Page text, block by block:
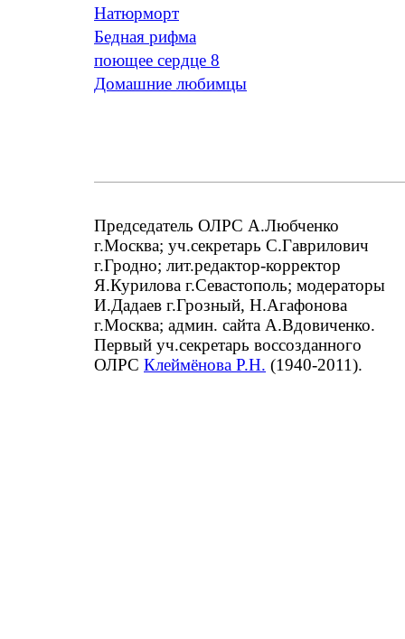
Натюрморт
Бедная рифма
поющее сердце 8
Домашние любимцы
Председатель ОЛРС А.Любченко
г.Москва; уч.секретарь С.Гаврилович
г.Гродно; лит.редактор-корректор
Я.Курилова г.Севастополь; модераторы
И.Дадаев г.Грозный, Н.Агафонова
г.Москва; админ. сайта А.Вдовиченко.
Первый уч.секретарь воссозданного
ОЛРС Клеймёнова Р.Н. (1940-2011).